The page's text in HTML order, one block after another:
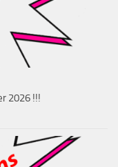
2026 !!!